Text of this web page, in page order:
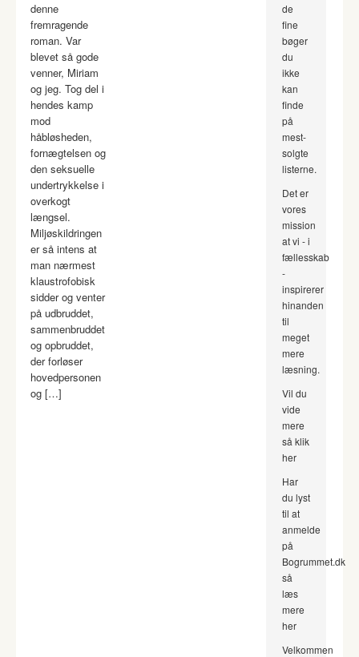
denne
fremragende
roman. Var
blevet så gode
venner, Miriam
og jeg. Tog del i
hendes kamp
mod
håbløsheden,
fornægtelsen og
den seksuelle
undertrykkelse i
overkogt
længsel.
Miljøskildringen
er så intens at
man nærmest
klaustrofobisk
sidder og venter
på udbruddet,
sammenbruddet
og opbruddet,
der forløser
hovedpersonen
og […]
de
fine
bøger
du
ikke
kan
finde
på
mest-
solgte
listerne.
Det er
vores
mission
at vi - i
fællesskab
-
inspirerer
hinanden
til
meget
mere
læsning.
Vil du
vide
mere
så klik
her
Har
du lyst
til at
anmelde
på
Bogrummet.dk
så
læs
mere
her
Velkommen